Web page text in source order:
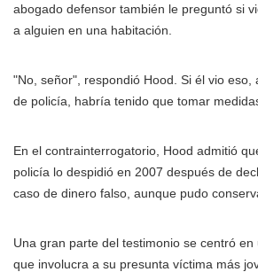
abogado defensor también le preguntó si
a alguien en una habitación.
"No, señor", respondió Hood. Si él vio eso,
de policía, habría tenido que tomar
En el contrainterrogatorio, Hood admitió
policía lo despidió en 2007 después de
caso de dinero falso, aunque pudo
Una gran parte del testimonio se centró
que involucra a su presunta víctima más